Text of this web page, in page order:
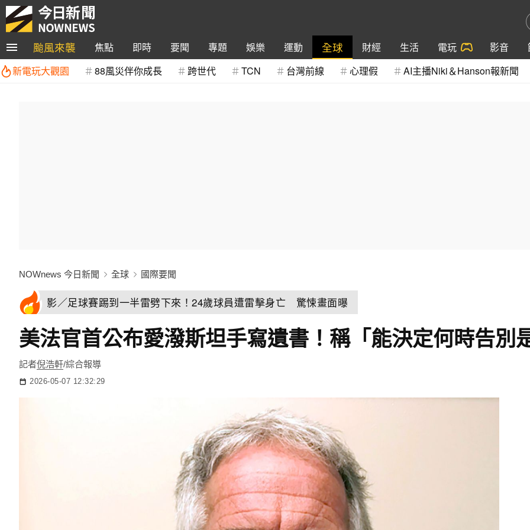
颱風來襲 焦點 即時 要聞 專題 娛樂 運動 全球 財經 生活 電玩 影音
新電玩大觀園
88風災伴你成長 跨世代 TCN 台灣前線 心理假 AI主播Niki＆Hanson報新聞
NOWnews 今日新聞 全球 國際要聞
影／足球賽踢到一半雷劈下來！24歲球員遭雷擊身亡 驚悚畫面曝
美法官首公布愛潑斯坦手寫遺書！稱「能決定何時告別
記者倪浩軒/綜合報導
2026-05-07 12:32:29